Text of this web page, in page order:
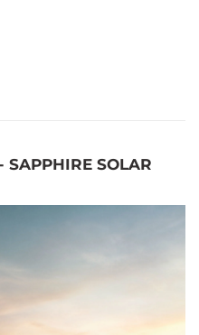
SAPPHIRE SOLAR